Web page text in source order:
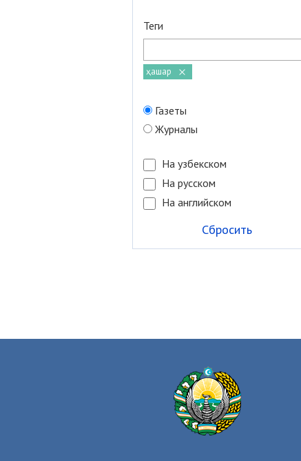
Теги
ҳашар
Газеты
Журналы
На узбекском
На русском
На английском
Сбросить